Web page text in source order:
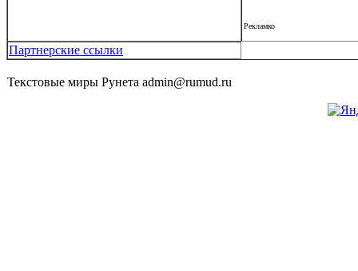
Рекламко
Партнерские ссылки
Текстовые миры Рунета admin@rumud.ru